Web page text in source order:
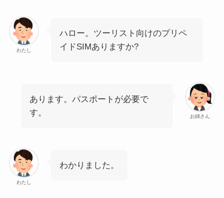
わたし
ハロー。ツーリスト向けのプリペ
イドSIMありますか?
お姉さん
あります。パスポートが必要で
す。
わたし
わかりました。